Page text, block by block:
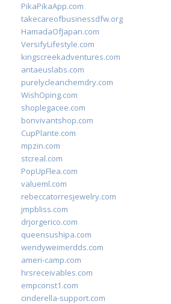
PikaPikaApp.com
takecareofbusinessdfw.org
HamadaOfJapan.com
VersifyLifestyle.com
kingscreekadventures.com
antaeuslabs.com
purelycleanchemdry.com
WishOping.com
shoplegacee.com
bonvivantshop.com
CupPlante.com
mpzin.com
stcreal.com
PopUpFlea.com
valueml.com
rebeccatorresjewelry.com
jmpbliss.com
drjorgerico.com
queensushipa.com
wendyweimerdds.com
ameri-camp.com
hrsreceivables.com
empconst1.com
cinderella-support.com